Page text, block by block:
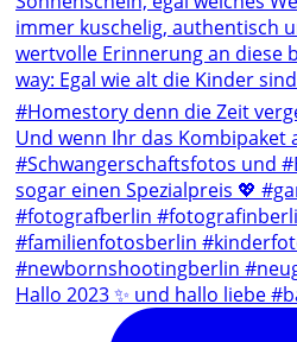
Hallo 2023 ✨ und hallo liebe